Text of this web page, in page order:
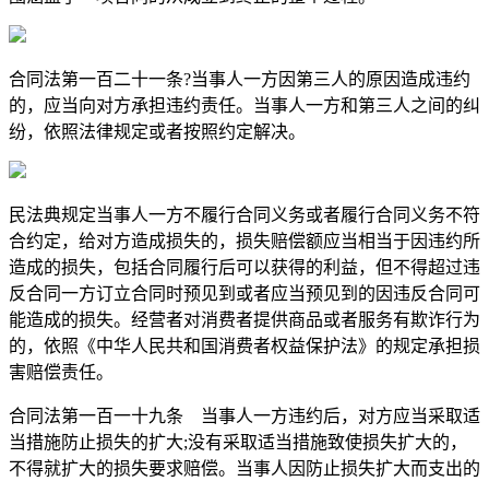
合同法第一百二十一条?当事人一方因第三人的原因造成违约
的，应当向对方承担违约责任。当事人一方和第三人之间的纠
纷，依照法律规定或者按照约定解决。
民法典规定当事人一方不履行合同义务或者履行合同义务不符
合约定，给对方造成损失的，损失赔偿额应当相当于因违约所
造成的损失，包括合同履行后可以获得的利益，但不得超过违
反合同一方订立合同时预见到或者应当预见到的因违反合同可
能造成的损失。经营者对消费者提供商品或者服务有欺诈行为
的，依照《中华人民共和国消费者权益保护法》的规定承担损
害赔偿责任。
合同法第一百一十九条 当事人一方违约后，对方应当采取适
当措施防止损失的扩大;没有采取适当措施致使损失扩大的，
不得就扩大的损失要求赔偿。当事人因防止损失扩大而支出的